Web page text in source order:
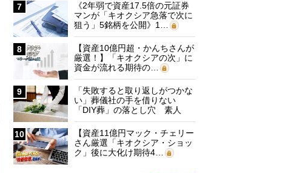
7
《2年弱で資産17.5倍の元証券
マンが「キオクシア急落で次に
狙う」5銘柄を公開》1…
8
【資産10億円超・かんちさんが
厳選！】「キオクシアの次」に
資金が流れる期待の…
9
「失敗すると取り返しがつかな
い」葬儀社の手を借りない
「DIY葬」の落とし穴 素人
に…
10
【資産11億円マック・チェリー
さん厳選「キオクシア・ショッ
ク」後に大化け期待4…